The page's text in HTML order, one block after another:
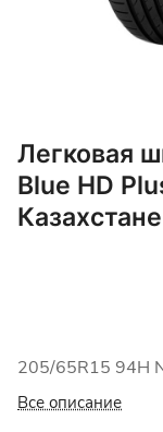
Легковая
Blue HD
Казахстане
205/65R15 94H
Все описание